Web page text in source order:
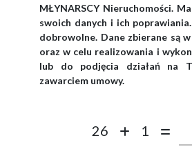
MŁYNARSCY Nieruchomości.
swoich danych i ich
dobrowolne. Dane zbierane są
oraz w celu realizowania i
lub do podjęcia działań na
zawarciem umowy.
26 1